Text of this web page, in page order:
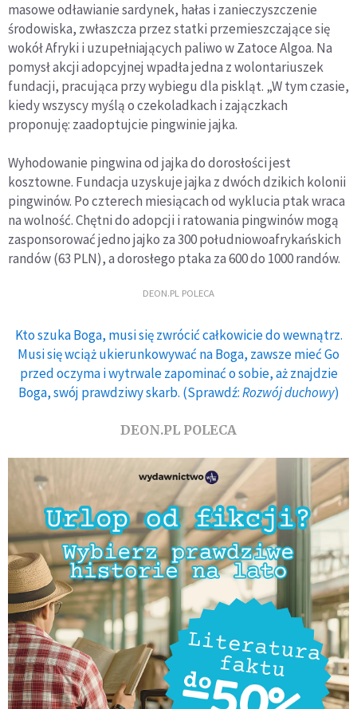
masowe odławianie sardynek, hałas i zanieczyszczenie
środowiska, zwłaszcza przez statki przemieszczające się
wokół Afryki i uzupełniających paliwo w Zatoce Algoa. Na
pomysł akcji adopcyjnej wpadła jedna z wolontariuszek
fundacji, pracująca przy wybiegu dla piskląt. „W tym czasie,
kiedy wszyscy myślą o czekoladkach i zajączkach
proponuję: zaadoptujcie pingwinie jajka.
Wyhodowanie pingwina od jajka do dorosłości jest
kosztowne. Fundacja uzyskuje jajka z dwóch dzikich kolonii
pingwinów. Po czterech miesiącach od wyklucia ptak wraca
na wolność. Chętni do adopcji i ratowania pingwinów mogą
zasponsorować jedno jajko za 300 południowoafrykańskich
randów (63 PLN), a dorosłego ptaka za 600 do 1000 randów.
DEON.PL POLECA
Kto szuka Boga, musi się zwrócić całkowicie do wewnątrz.
Musi się wciąż ukierunkowywać na Boga, zawsze mieć Go
przed oczyma i wytrwale zapominać o sobie, aż znajdzie
Boga, swój prawdziwy skarb. (Sprawdź:Rozwój duchowy)
DEON.PL POLECA